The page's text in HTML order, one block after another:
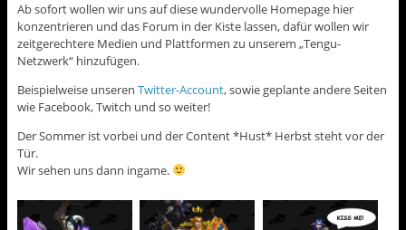
Ab sofort wollen wir uns auf diese wundervolle Homepage hier
konzentrieren und das Forum in der Kiste lassen, dafür wollen wir
zeitgerechtere Medien und Plattformen zu unserem „Tengu-
Netzwerk“ hinzufügen.
Beispielweise unseren Twitter-Account, sowie geplante andere Seiten
wie Facebook, Twitch und so weiter!
Der Sommer ist vorbei und der Content *Hust* Herbst steht vor der
Tür.
Wir sehen uns dann ingame.